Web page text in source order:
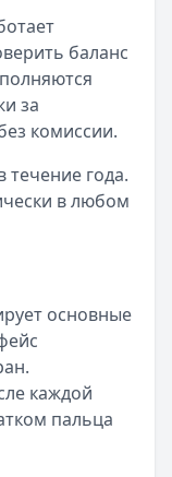
баланс
за
комиссии.
течение года.
в любом
основные
каждой
пальца